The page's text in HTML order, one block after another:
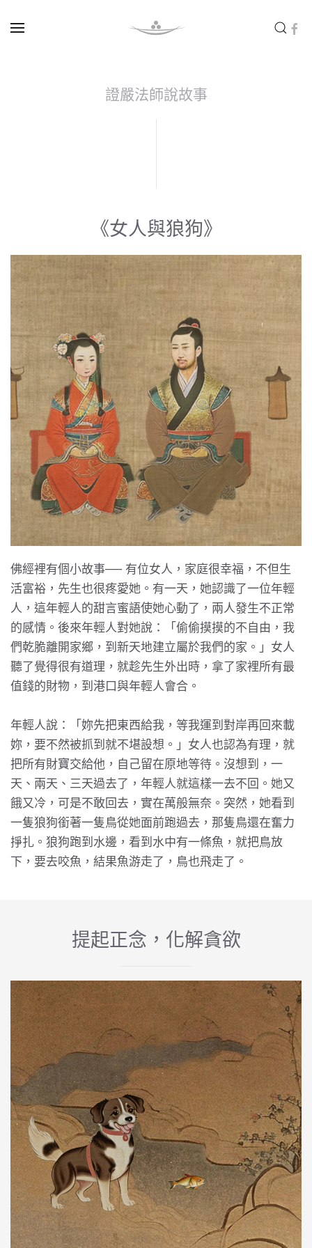
證嚴法師說故事
《女人與狼狗》
佛經裡有個小故事── 有位女人，家庭很幸福，不但生
活富裕，先生也很疼愛她。有一天，她認識了一位年輕
人，這年輕人的甜言蜜語使她心動了，兩人發生不正常
的感情。後來年輕人對她說：「偷偷摸摸的不自由，我
們乾脆離開家鄉，到新天地建立屬於我們的家。」女人
聽了覺得很有道理，就趁先生外出時，拿了家裡所有最
值錢的財物，到港口與年輕人會合。
年輕人說：「妳先把東西給我，等我運到對岸再回來載
妳，要不然被抓到就不堪設想。」女人也認為有理，就
把所有財寶交給他，自己留在原地等待。沒想到，一
天、兩天、三天過去了，年輕人就這樣一去不回。她又
餓又冷，可是不敢回去，實在萬般無奈。突然，她看到
一隻狼狗銜著一隻鳥從她面前跑過去，那隻鳥還在奮力
掙扎。狼狗跑到水邊，看到水中有一條魚，就把鳥放
下，要去咬魚，結果魚游走了，鳥也飛走了。
提起正念，化解貪欲